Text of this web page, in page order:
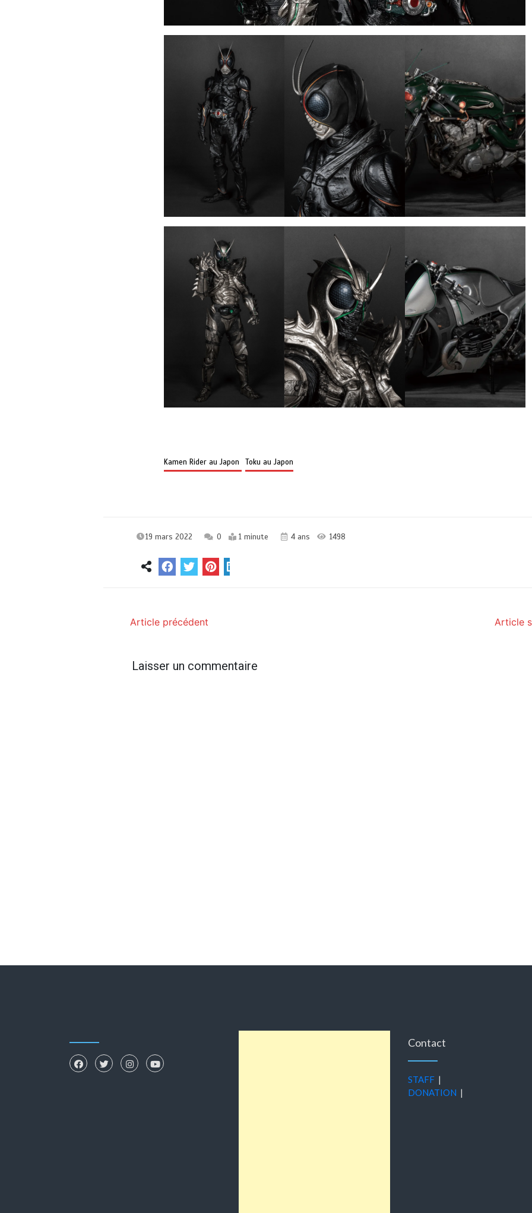
Kamen Rider au Japon Toku au Japon
19 mars 2022 0 1 minute 4 ans 1498
Article précédent Article
Laisser un commentaire
Contact
STAFF |
DONATION |